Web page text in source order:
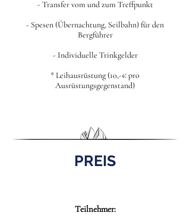
- Transfer vom und zum Treffpunkt
- Spesen (Übernachtung, Seilbahn) für den
Bergführer
- Individuelle Trinkgelder
* Leihausrüstung (10,-€ pro
Ausrüstungsgegenstand)
PREIS
Teilnehmer: